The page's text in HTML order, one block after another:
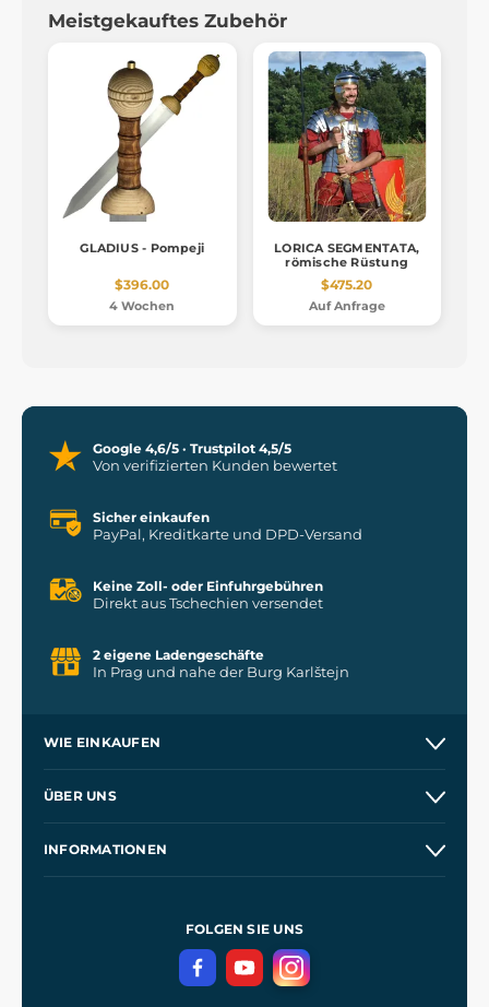
Meistgekauftes Zubehör
GLADIUS - Pompeji
$396.00
4 Wochen
LORICA SEGMENTATA,
römische Rüstung
$475.20
Auf Anfrage
Google 4,6/5 · Trustpilot 4,5/5
Von verifizierten Kunden bewertet
Sicher einkaufen
PayPal, Kreditkarte und DPD-Versand
Keine Zoll- oder Einfuhrgebühren
Direkt aus Tschechien versendet
2 eigene Ladengeschäfte
In Prag und nahe der Burg Karlštejn
WIE EINKAUFEN
Kontakt
ÜBER UNS
INFORMATIONEN
DatenschutzerklärungFOLGEN SIE UNS